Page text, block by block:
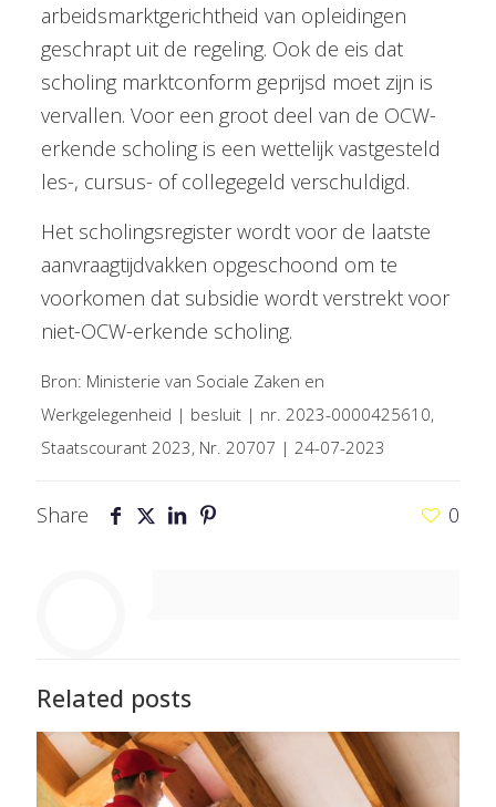
arbeidsmarktgerichtheid van opleidingen
geschrapt uit de regeling. Ook de eis dat
scholing marktconform geprijsd moet zijn is
vervallen. Voor een groot deel van de OCW-
erkende scholing is een wettelijk vastgesteld
les-, cursus- of collegegeld verschuldigd.
Het scholingsregister wordt voor de laatste
aanvraagtijdvakken opgeschoond om te
voorkomen dat subsidie wordt verstrekt voor
niet-OCW-erkende scholing.
Bron: Ministerie van Sociale Zaken en
Werkgelegenheid | besluit | nr. 2023-0000425610,
Staatscourant 2023, Nr. 20707 | 24-07-2023
Share 0
Related posts